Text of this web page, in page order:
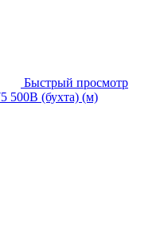
Быстрый просмотр
500В (бухта) (м)